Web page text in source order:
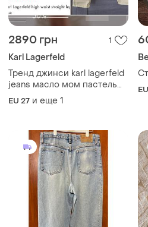
2890 грн 1
Karl Lagerfeld
Тренд джинси karl lagerfeld
jeans масло мом пастель
pastel straight leg
EU 27 и еще 1